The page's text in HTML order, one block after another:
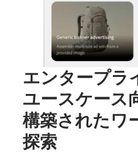
エンタープラ
ユースケース
構築されたワ
探索